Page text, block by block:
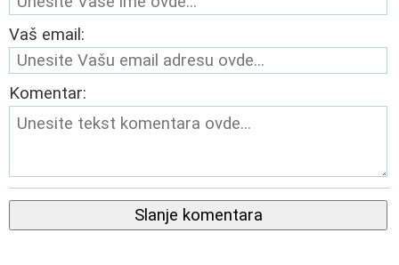
Vaš email:
Komentar:
Slanje komentara